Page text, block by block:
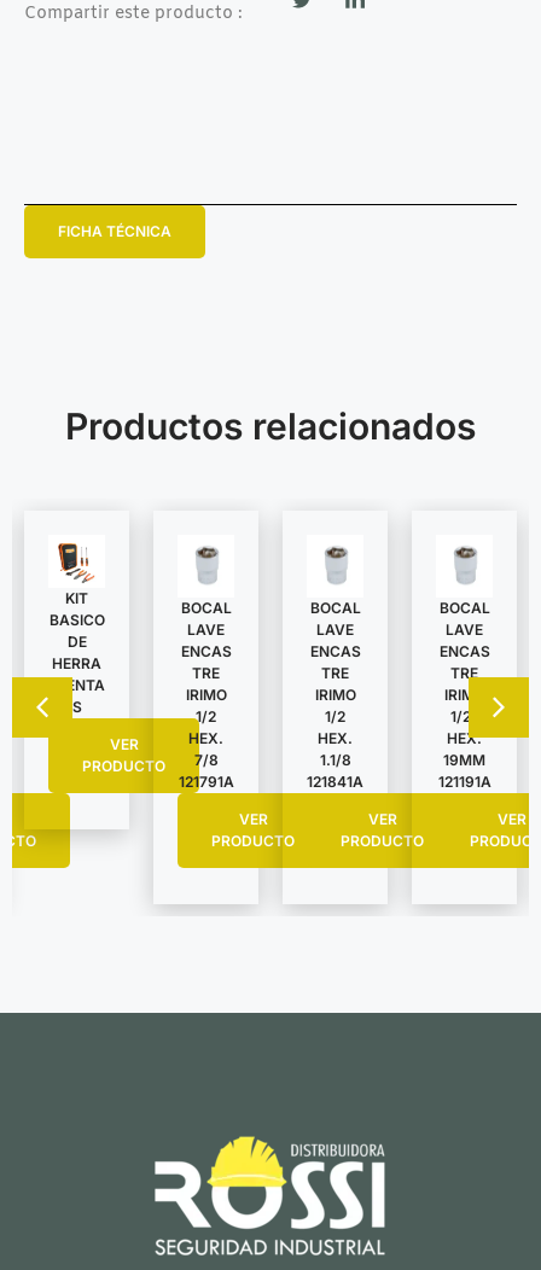
Compartir este producto :
FICHA TÉCNICA
Productos relacionados
KIT
BASICO
DE
HERRA
MIENTA
S
VER
PRODUCTO
BOCAL
LAVE
ENCAS
TRE
IRIMO
1/2
HEX.
7/8
121791A
VER
PRODUCTO
BOCAL
LAVE
ENCAS
TRE
IRIMO
1/2
HEX.
1.1/8
121841A
VER
PRODUCTO
BOCAL
LAVE
ENCAS
TRE
IRIMO
1/2″
HEX.
19MM
121191A
VER